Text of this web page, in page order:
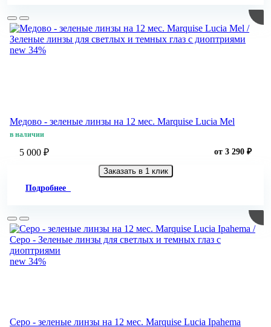
new 34%
Медово - зеленые линзы на 12 мес. Marquise Lucia Mel
в наличии
5 000 ₽ от 3 290 ₽
Заказать в 1 клик
Подробнее
new 34%
Серо - зеленые линзы на 12 мес. Marquise Lucia Ipahema